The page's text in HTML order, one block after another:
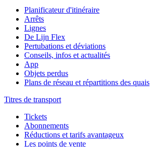
Planificateur d'itinéraire
Arrêts
Lignes
De Lijn Flex
Pertubations et déviations
Conseils, infos et actualités
App
Objets perdus
Plans de réseau et répartitions des quais
Titres de transport
Tickets
Abonnements
Réductions et tarifs avantageux
Les points de vente